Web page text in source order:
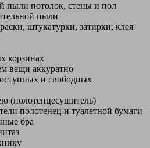
пыли потолок, стены и пол
пыли
штукатурки, затирки, клея
корзинах
вещи аккуратно
и свободных
(полотенцесушитель)
полотенец и туалетной бумаги
бра